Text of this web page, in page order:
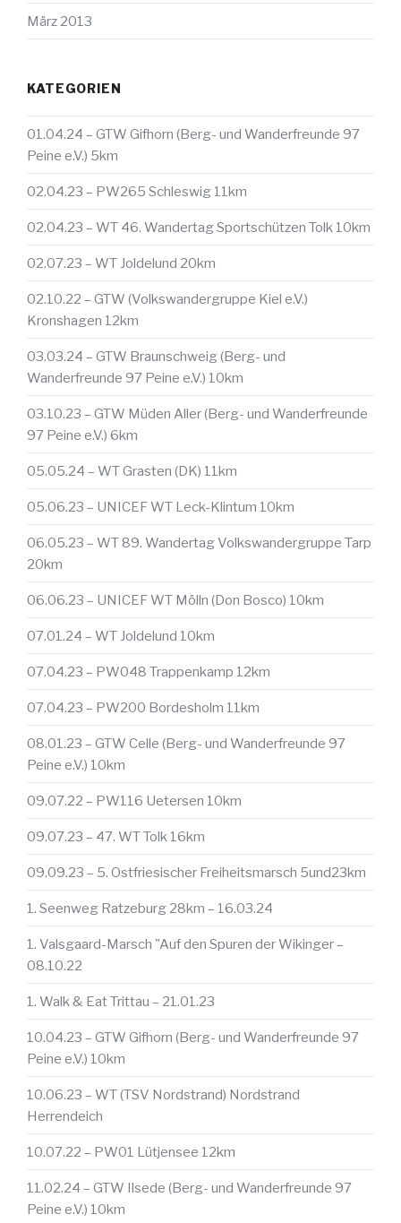
März 2013
KATEGORIEN
01.04.24 – GTW Gifhorn (Berg- und Wanderfreunde 97
Peine e.V.) 5km
02.04.23 – PW265 Schleswig 11km
02.04.23 – WT 46. Wandertag Sportschützen Tolk 10km
02.07.23 – WT Joldelund 20km
02.10.22 – GTW (Volkswandergruppe Kiel e.V.)
Kronshagen 12km
03.03.24 – GTW Braunschweig (Berg- und
Wanderfreunde 97 Peine e.V.) 10km
03.10.23 – GTW Müden Aller (Berg- und Wanderfreunde
97 Peine e.V.) 6km
05.05.24 – WT Grasten (DK) 11km
05.06.23 – UNICEF WT Leck-Klintum 10km
06.05.23 – WT 89. Wandertag Volkswandergruppe Tarp
20km
06.06.23 – UNICEF WT Mölln (Don Bosco) 10km
07.01.24 – WT Joldelund 10km
07.04.23 – PW048 Trappenkamp 12km
07.04.23 – PW200 Bordesholm 11km
08.01.23 – GTW Celle (Berg- und Wanderfreunde 97
Peine e.V.) 10km
09.07.22 – PW116 Uetersen 10km
09.07.23 – 47. WT Tolk 16km
09.09.23 – 5. Ostfriesischer Freiheitsmarsch 5und23km
1. Seenweg Ratzeburg 28km – 16.03.24
1. Valsgaard-Marsch "Auf den Spuren der Wikinger –
08.10.22
1. Walk & Eat Trittau – 21.01.23
10.04.23 – GTW Gifhorn (Berg- und Wanderfreunde 97
Peine e.V.) 10km
10.06.23 – WT (TSV Nordstrand) Nordstrand
Herrendeich
10.07.22 – PW01 Lütjensee 12km
11.02.24 – GTW Ilsede (Berg- und Wanderfreunde 97
Peine e.V.) 10km